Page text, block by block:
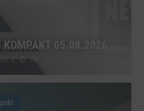
KOMPAKT 05.08.2026
// 180